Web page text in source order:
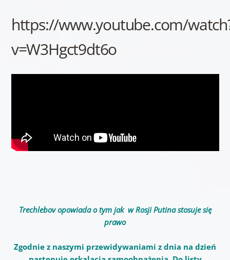
https://www.youtube.com/
v=W3Hgct9dt6o
Trechlebov opowiada o tym jak w Rosji Putinastosuje się
prawo
Zgodnie z naszymi przewidywaniami z dnia na dzień